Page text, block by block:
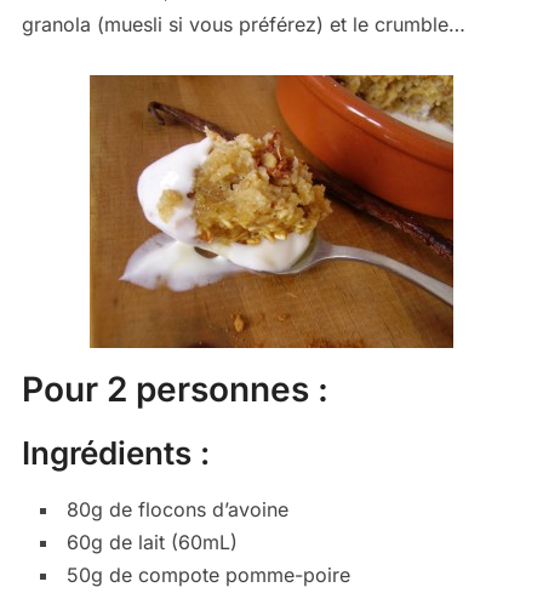
granola (muesli si vous préférez) et le crumble…
Pour 2 personnes :
Ingrédients :
80g de flocons d’avoine
60g de lait (60mL)
50g de compote pomme-poire